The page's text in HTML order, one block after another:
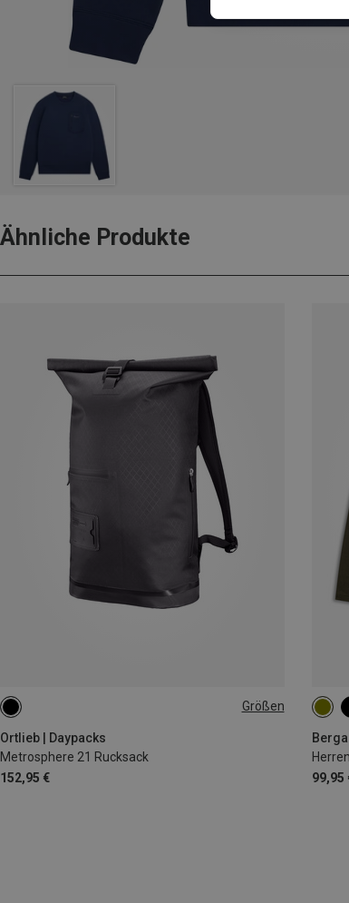
Ähnliche Produkte
Größen
Ortlieb | Daypacks
Metrosphere 21 Rucksack
152,95 €
21L
99,95
S